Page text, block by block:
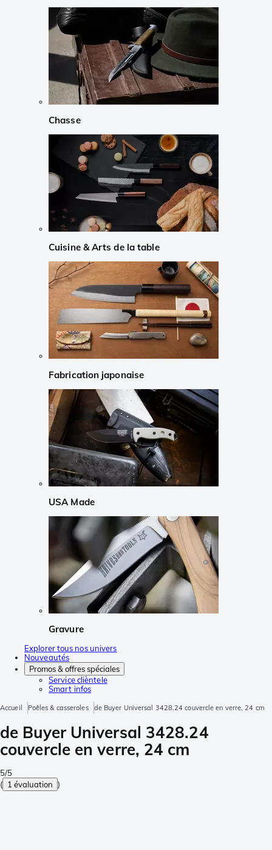
Chasse
Cuisine & Arts de la table
Fabrication japonaise
USA Made
Gravure
Explorer tous nos univers
Nouveautés
Promos & offres spéciales
Service clièntele
Smart infos
Accueil Poêles & casseroles de Buyer Universal 3428.24 couvercle en verre, 24 cm
de Buyer Universal 3428.24
couvercle en verre, 24 cm
5/5
( 1 évaluation )